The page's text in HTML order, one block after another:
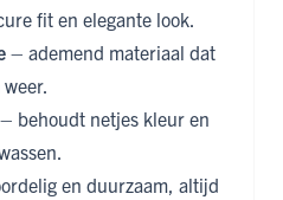
fit en elegante look.
– ademend materiaal dat
– behoudt netjes kleur en
en duurzaam, altijd